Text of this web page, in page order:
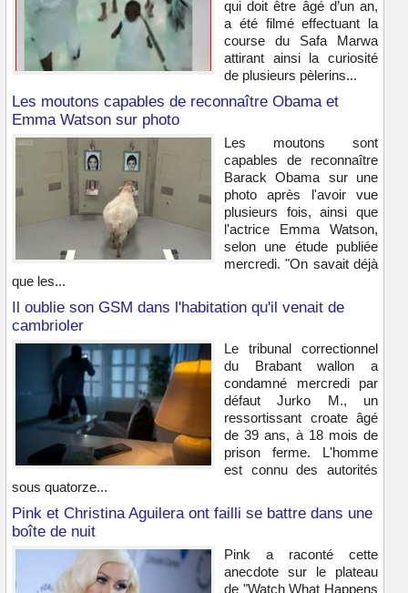
qui doit être âgé d’un an,
a été filmé effectuant la
course du Safa Marwa
attirant ainsi la curiosité
de plusieurs pèlerins...
Les moutons capables de reconnaître Obama et
Emma Watson sur photo
Les moutons sont
capables de reconnaître
Barack Obama sur une
photo après l'avoir vue
plusieurs fois, ainsi que
l'actrice Emma Watson,
selon une étude publiée
mercredi. "On savait déjà
que les...
Il oublie son GSM dans l'habitation qu'il venait de
cambrioler
Le tribunal correctionnel
du Brabant wallon a
condamné mercredi par
défaut Jurko M., un
ressortissant croate âgé
de 39 ans, à 18 mois de
prison ferme. L'homme
est connu des autorités
sous quatorze...
Pink et Christina Aguilera ont failli se battre dans une
boîte de nuit
Pink a raconté cette
anecdote sur le plateau
de "Watch What Happens